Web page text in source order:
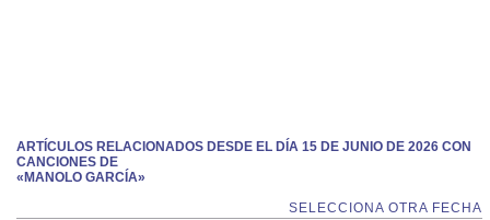
ARTÍCULOS RELACIONADOS DESDE EL DÍA 15 DE JUNIO DE 2026 CON
CANCIONES DE
«MANOLO GARCÍA»
SELECCIONA OTRA FECHA